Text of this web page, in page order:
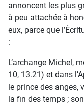
annoncent les plus
à peu attachée à
eux, parce que
:
L’archange Michel,
10, 13.21) et dans
le prince des
la fin des temps ;